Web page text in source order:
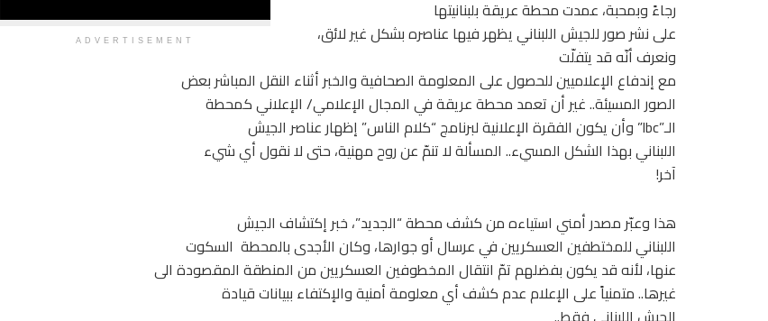
ADVERTISEMENT
رجاءً وبمحبة، عمدت محطة عريقة بلبنانيتها
على نشر صور للجيش اللبناني يظهر فيها عناصره بشكل غير لائق،
ونعرف أنّه قد يتفلّت
مع إندفاع الإعلاميين للحصول على المعلومة الصحافية والخبر أثناء النقل المباشر بعض
الصور المسيئة.. غير أن تعمد محطة عريقة في المجال الإعلامي/ الإعلاني كمحطة
الـ”lbc” وأن يكون الفقرة الإعلانية لبرنامج “كلام الناس” إظهار عناصر الجيش
اللبناني بهذا الشكل المسيء.. المسألة لا تنمّ عن روح مهنية، حتى لا نقول أي شيء
آخر!
هذا وعبّر مصدر أمني استياءه من كشف محطة “الجديد”، خبر إكتشاف الجيش
اللبناني للمختطفين العسكريين في عرسال أو جوارها، وكان الأجدى بالمحطة السكوت
عنها، لأنه قد يكون بفضلهم تمّ انتقال المخطوفين العسكريين من المنطقة المقصودة الى
غيرها.. متمنياً على الإعلام عدم كشف أي معلومة أمنية والإكتفاء ببيانات قيادة